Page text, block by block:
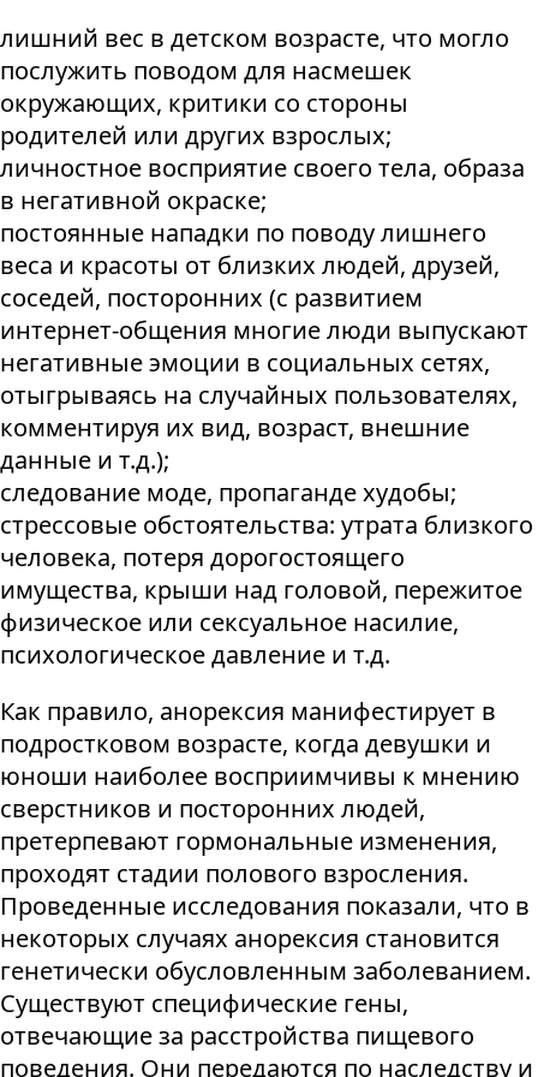
лишний вес в детском возрасте, что могло
послужить поводом для насмешек
окружающих, критики со стороны
родителей или других взрослых;
личностное восприятие своего тела, образа
в негативной окраске;
постоянные нападки по поводу лишнего
веса и красоты от близких людей, друзей,
соседей, посторонних (с развитием
интернет-общения многие люди выпускают
негативные эмоции в социальных сетях,
отыгрываясь на случайных пользователях,
комментируя их вид, возраст, внешние
данные и т.д.);
следование моде, пропаганде худобы;
стрессовые обстоятельства: утрата близкого
человека, потеря дорогостоящего
имущества, крыши над головой, пережитое
физическое или сексуальное насилие,
психологическое давление и т.д.
Как правило, анорексия манифестирует в
подростковом возрасте, когда девушки и
юноши наиболее восприимчивы к мнению
сверстников и посторонних людей,
претерпевают гормональные изменения,
проходят стадии полового взросления.
Проведенные исследования показали, что в
некоторых случаях анорексия становится
генетически обусловленным заболеванием.
Существуют специфические гены,
отвечающие за расстройства пищевого
поведения. Они передаются по наследству и